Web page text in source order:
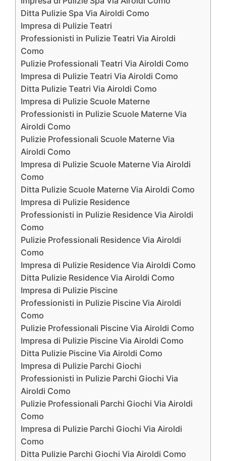
Ditta Pulizie Spa Via Airoldi Como
Impresa di Pulizie Teatri
Professionisti in Pulizie Teatri Via Airoldi
Como
Pulizie Professionali Teatri Via Airoldi Como
Impresa di Pulizie Teatri Via Airoldi Como
Ditta Pulizie Teatri Via Airoldi Como
Impresa di Pulizie Scuole Materne
Professionisti in Pulizie Scuole Materne Via
Airoldi Como
Pulizie Professionali Scuole Materne Via
Airoldi Como
Impresa di Pulizie Scuole Materne Via Airoldi
Como
Ditta Pulizie Scuole Materne Via Airoldi Como
Impresa di Pulizie Residence
Professionisti in Pulizie Residence Via Airoldi
Como
Pulizie Professionali Residence Via Airoldi
Como
Impresa di Pulizie Residence Via Airoldi Como
Ditta Pulizie Residence Via Airoldi Como
Impresa di Pulizie Piscine
Professionisti in Pulizie Piscine Via Airoldi
Como
Pulizie Professionali Piscine Via Airoldi Como
Impresa di Pulizie Piscine Via Airoldi Como
Ditta Pulizie Piscine Via Airoldi Como
Impresa di Pulizie Parchi Giochi
Professionisti in Pulizie Parchi Giochi Via
Airoldi Como
Pulizie Professionali Parchi Giochi Via Airoldi
Como
Impresa di Pulizie Parchi Giochi Via Airoldi
Como
Ditta Pulizie Parchi Giochi Via Airoldi Como